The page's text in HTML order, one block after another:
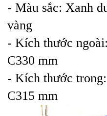
- Màu sắc: Xanh
vàng
- Kích thước
C330 mm
- Kích thước
C315 mm